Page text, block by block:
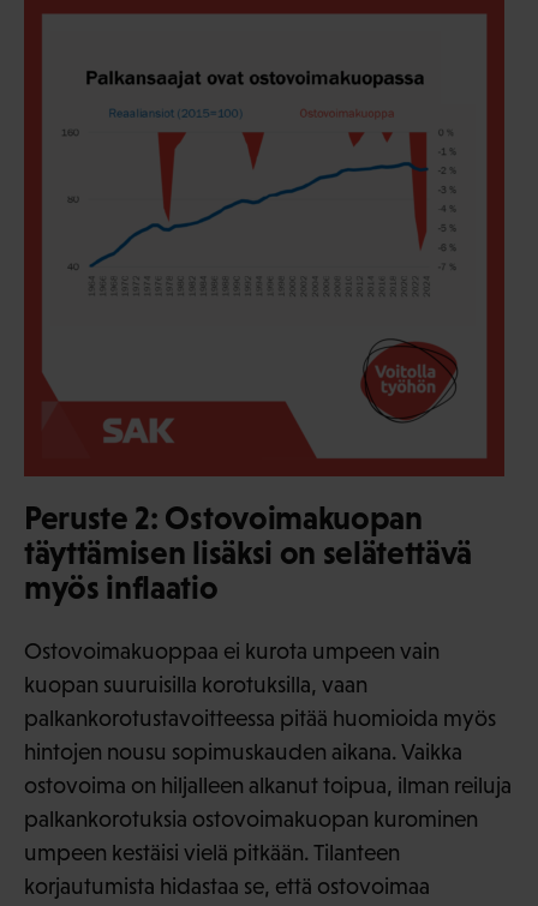
Peruste 2: Ostovoimakuopan
täyttämisen lisäksi on selätettävä
myös inflaatio
Ostovoimakuoppaa ei kurota umpeen vain
kuopan suuruisilla korotuksilla, vaan
palkankorotustavoitteessa pitää huomioida myös
hintojen nousu sopimuskauden aikana. Vaikka
ostovoima on hiljalleen alkanut toipua, ilman reiluja
palkankorotuksia ostovoimakuopan kurominen
umpeen kestäisi vielä pitkään. Tilanteen
korjautumista hidastaa se, että ostovoimaa